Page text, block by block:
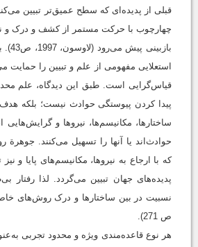
قبلی از پدیده‌ای که سطح عمیق‌تر تبیین
چهارچوب با حرکت مستمر از کشف و درک و
استعلایی مفهومی از علم و تبیین را حمایت
قیاس‌گرایی است. طبق این دیدگاه، علم
پیدا کردن پیوستگی حوادث نیست؛ بلکه
ساختارها، مکانیسم‌ها، نیروها و
حوادث‌اند یا آنها را تسهیل می‌کنند.
که با ارجاع به نیروها، مکانیسم‌های پایا و
پدید‌ه‌های جهان تبیین می‌گردد. لذا رفتار
نسبیت در بین ساختارها و درک روش‌های
ص 271).
هر نوع قاعده‌مندی ویژه و محدود تجربی